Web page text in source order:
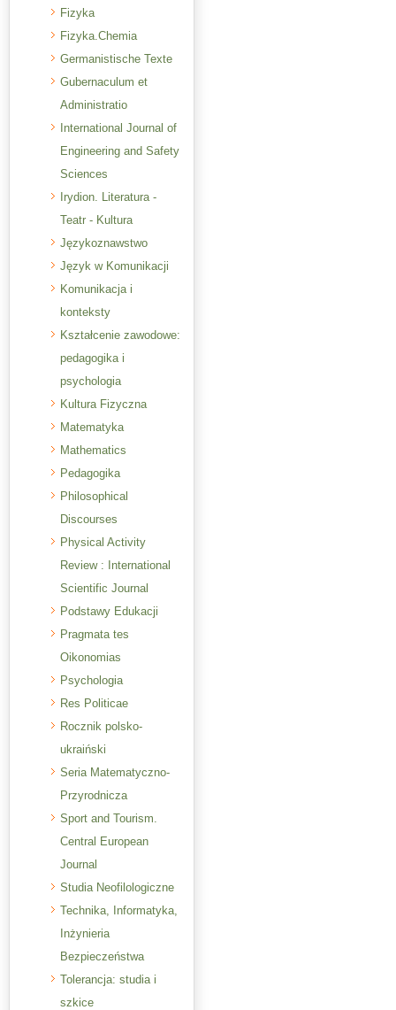
Fizyka
Fizyka.Chemia
Germanistische Texte
Gubernaculum et
Administratio
International Journal of
Engineering and Safety
Sciences
Irydion. Literatura -
Teatr - Kultura
Językoznawstwo
Język w Komunikacji
Komunikacja i
konteksty
Kształcenie zawodowe:
pedagogika i
psychologia
Kultura Fizyczna
Matematyka
Mathematics
Pedagogika
Philosophical
Discourses
Physical Activity
Review : International
Scientific Journal
Podstawy Edukacji
Pragmata tes
Oikonomias
Psychologia
Res Politicae
Rocznik polsko-
ukraiński
Seria Matematyczno-
Przyrodnicza
Sport and Tourism.
Central European
Journal
Studia Neofilologiczne
Technika, Informatyka,
Inżynieria
Bezpieczeństwa
Tolerancja: studia i
szkice